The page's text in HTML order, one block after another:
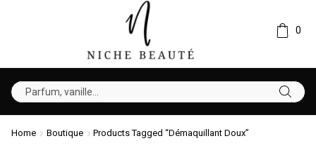
0
Home Boutique Products Tagged “Démaquillant Doux”